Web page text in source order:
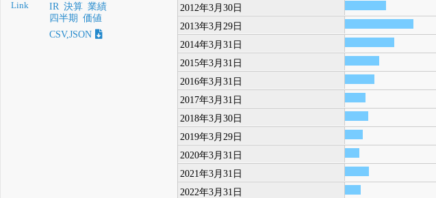
Link IR 決算 業績
四半期
価値
CSV,JSON
2012年3月30日
2013年3月29日
2014年3月31日
2015年3月31日
2016年3月31日
2017年3月31日
2018年3月30日
2019年3月29日
2020年3月31日
2021年3月31日
2022年3月31日